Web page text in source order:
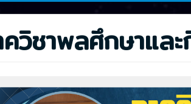
วิชาพลศึกษาและ